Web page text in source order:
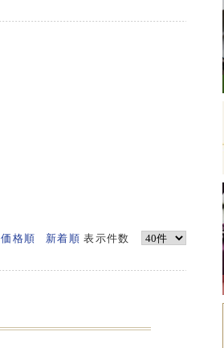
価格順 新着順 表示件数